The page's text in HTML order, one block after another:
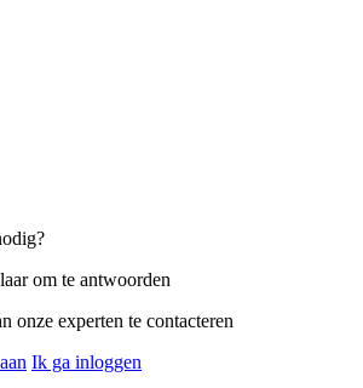
om te antwoorden
onze experten te contacteren
Ik ga inloggen